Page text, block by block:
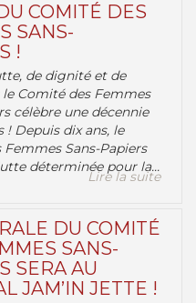
COMITÉ DES
SANS-
!
de dignité et de
le Comité des Femmes
célèbre une décennie
! Depuis dix ans, le
Sans-Papiers
déterminée pour la...
Lire la suite
DU COMITÉ
SANS-
SERA AU
JAM’IN JETTE !